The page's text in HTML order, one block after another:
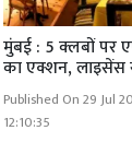
मुंबई : 5 क्लबों पर
का एक्शन, लाइसेंस
Published On 29 Jul
12:10:35